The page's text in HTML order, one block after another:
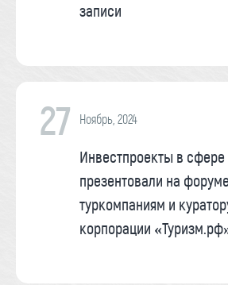
записи
27 Ноябрь, 2024
Инвестпроекты в сфере
презентовали на форуме
туркомпаниям и
корпорации